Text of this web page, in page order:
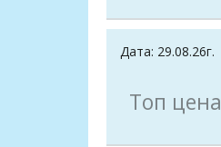
Дата: 29.08.26г.
Топ цена